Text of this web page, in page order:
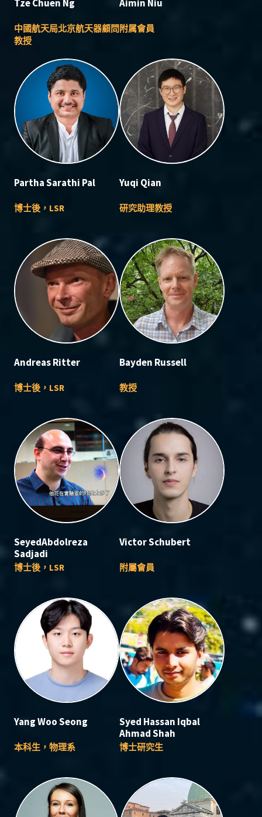
Tze Chuen Ng
中國航天局北京航天器顧問
教授
Aimin Niu
附属會員
Partha Sarathi Pal
博士後，LSR
Yuqi Qian
研究助理教授
Andreas Ritter
博士後，LSR
Bayden Russell
教授
SeyedAbdolreza
Sadjadi
博士後，LSR
Victor Schubert
附屬會員
Yang Woo Seong
本科生，物理系
Syed Hassan Iqbal
Ahmad Shah
博士研究生